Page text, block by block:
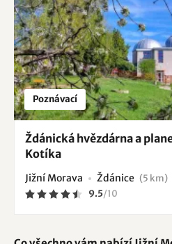
Poznávací
Ždánická hvězdárna a
Kotíka
Jižní Morava Ždánice (5 km)
9.5/10